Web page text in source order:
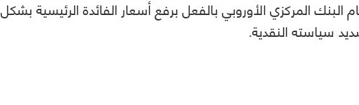
المركزي الأوروبي بالفعل برفع أسعار الفائدة الرئيسية بشكل
سياسته النقدية.